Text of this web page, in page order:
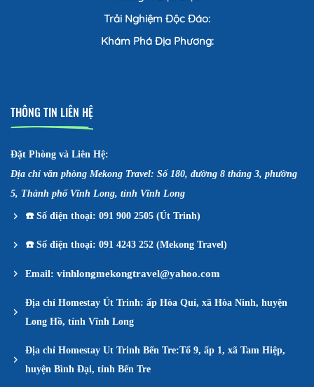
Trải Nghiệm Độc Đáo:
Khám Phá Địa Phương:
THÔNG TIN LIÊN HỆ
Đặt Phòng và Liên Hệ:
Địa chỉ văn phòng Mekong Travel: Số 180, đường 8 tháng 3, phường
5, Thành phố Vĩnh Long, tỉnh Vĩnh Long
☎️Số điện thoại: 091 900 2505 (Út Trinh)
☎️Số điện thoại: 091 4243 252 (Mekong Travel)
Email: vinhlongmekongtravel@yahoo.com
Địa chỉ Homestay Út Trinh: ấp Hòa Quí, xã Hòa Ninh, huyện
Long Hồ, tỉnh Vĩnh Long
Địa chỉ Homestay Ut Trinh Bến Tre:Tổ 9, ấp 1, xã Tam Hiệp,
huyện Bình Đại, tỉnh Bến Tre